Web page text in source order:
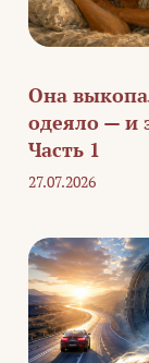
Она
одеяло — и
Часть 1
27.07.2026